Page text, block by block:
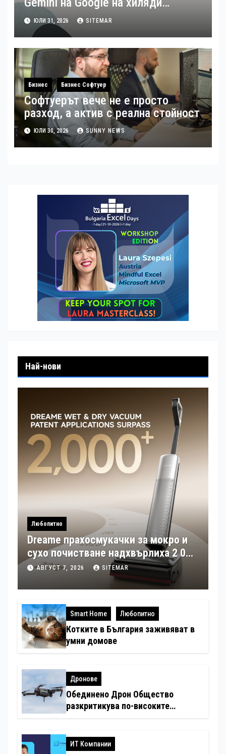
клиенти на бизнес приложения
ЮЛИ 31, 2026 SITEMAR
Бизнес Бизнес Софтуер
Софтуерът вече не е просто
разход, а актив с реална стойност
ЮЛИ 30, 2026 SUNNY NEWS
Най-нови
Любопитно
Dreame прахосмукачки за мокро и
сухо почистване надхвърлиха 2 000
патентни заявки в световен мащаб
АВГУСТ 7, 2026 SITEMAR
Smart Home Любопитно
Котките в България заживяват в
умни домове
Дронове
Обединено Дрон Общество
разкритикува по-високите
ИТ Компании